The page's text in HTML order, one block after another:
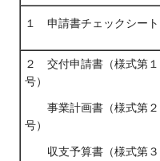
１ 申請書チェックシート
２ 交付申請書（様式第１
号）
事業計画書（様式第２
号）
収支予算書（様式第３